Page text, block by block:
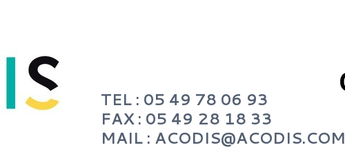
TEL : 05 49 78 06 93
FAX : 05 49 28 18 33
MAIL : ACODIS@ACODIS.COM